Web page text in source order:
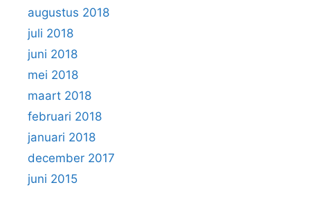
augustus 2018
juli 2018
juni 2018
mei 2018
maart 2018
februari 2018
januari 2018
december 2017
juni 2015